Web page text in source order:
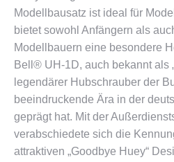
Modellbausatz ist ideal für
bietet sowohl Anfängern als
Modellbauern eine besondere
Bell® UH-1D, auch bekannt als
legendärer Hubschrauber der
beeindruckende Ära in der
geprägt hat. Mit der
verabschiedete sich die
attraktiven „Goodbye Huey“